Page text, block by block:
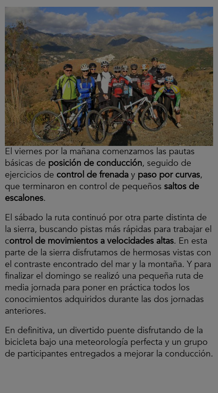
El viernes por la mañana comenzamos las pautas
básicas de posición de conducción, seguido de
ejercicios de control de frenada y paso por curvas,
que terminaron en control de pequeños saltos de
escalones.
El sábado la ruta continuó por otra parte distinta de
la sierra, buscando pistas más rápidas para trabajar el
control de movimientos a velocidades altas. En esta
parte de la sierra disfrutamos de hermosas vistas con
el contraste encontrado del mar y la montaña. Y para
finalizar el domingo se realizó una pequeña ruta de
media jornada para poner en práctica todos los
conocimientos adquiridos durante las dos jornadas
anteriores.
En definitiva, un divertido puente disfrutando de la
bicicleta bajo una meteorología perfecta y un grupo
de participantes entregados a mejorar la conducción.